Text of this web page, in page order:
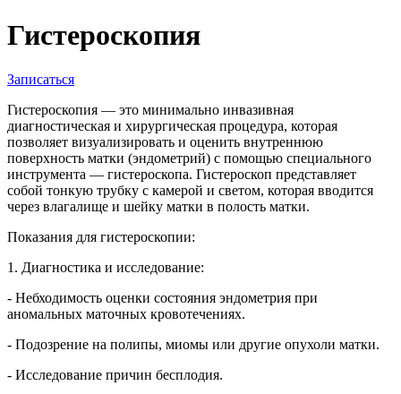
Гистероскопия
Записаться
Гистероскопия — это минимально инвазивная
диагностическая и хирургическая процедура, которая
позволяет визуализировать и оценить внутреннюю
поверхность матки (эндометрий) с помощью специального
инструмента — гистероскопа. Гистероскоп представляет
собой тонкую трубку с камерой и светом, которая вводится
через влагалище и шейку матки в полость матки.
Показания для гистероскопии:
1. Диагностика и исследование:
- Небходимость оценки состояния эндометрия при
аномальных маточных кровотечениях.
- Подозрение на полипы, миомы или другие опухоли матки.
- Исследование причин бесплодия.